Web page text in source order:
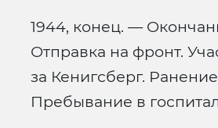
1944, конец. —
Отправка на фронт.
за Кенигсберг.
Пребывание в